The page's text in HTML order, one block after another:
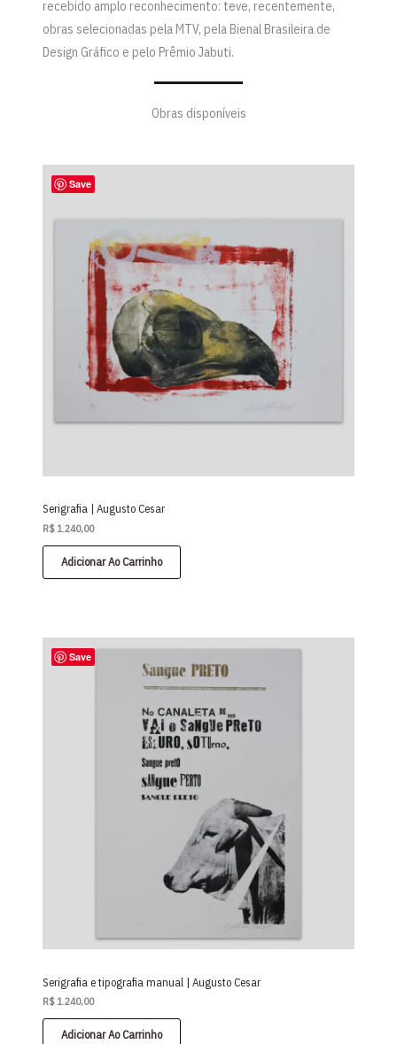
recebido amplo reconhecimento: teve, recentemente,
obras selecionadas pela MTV, pela Bienal Brasileira de
Design Gráfico e pelo Prêmio Jabuti.
Obras disponíveis
Serigrafia | Augusto Cesar
R$ 1.240,00
Adicionar Ao Carrinho
Save
Serigrafia e tipografia manual | Augusto Cesar
R$ 1.240,00
Adicionar Ao Carrinho
Save